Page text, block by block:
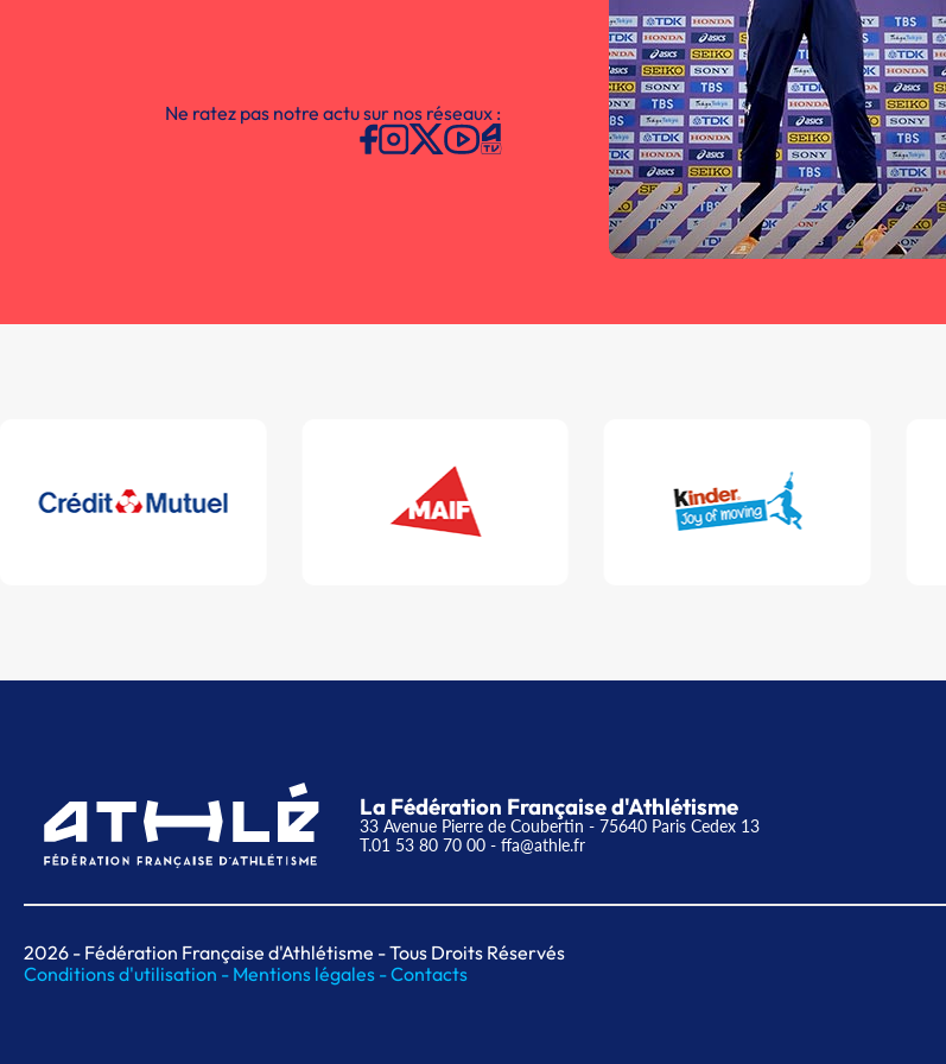
Ne ratez pas notre actu sur nos réseaux :
La Fédération Française d'Athlétisme
33 Avenue Pierre de Coubertin - 75640 Paris Cedex 13
T.01 53 80 70 00 - ffa@athle.fr
2026 - Fédération Française d'Athlétisme - Tous Droits Réservés
Conditions d'utilisation - Mentions légales -Contacts